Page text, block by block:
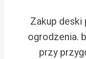
Zakup deski
ogrodzenia.
przy